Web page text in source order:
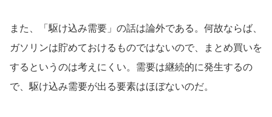
また、「駆け込み需要」の話は論外である。何故ならば、
ガソリンは貯めておけるものではないので、まとめ買いを
するというのは考えにくい。需要は継続的に発生するの
で、駆け込み需要が出る要素はほぼないのだ。